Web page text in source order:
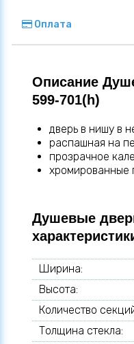
Оплата
Описание
599-701(h)
дверь в нишу в
распашная на
прозрачное
хромированные
Душевые
Ширина:
Высота:
Количество
Толщина стекла: